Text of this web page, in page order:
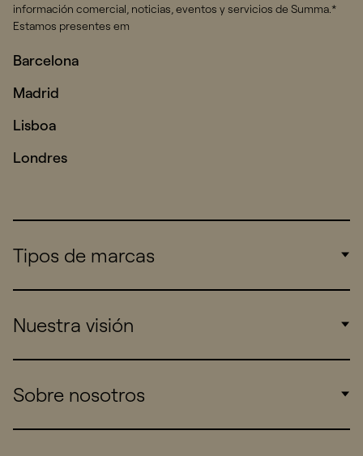
información comercial, noticias, eventos y servicios de Summa.*
Estamos presentes em
Barcelona
Madrid
Lisboa
Londres
Tipos de marcas
Consumers
Startups
Nuestra visión
Work
Sobre nosotros